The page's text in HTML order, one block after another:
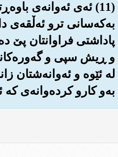
(11) ئه‌ی ئه‌وانه‌ی
به‌که‌سانی ترو ئه‌ڵقه‌ی
پاداشتی فراوانتان
و ڕیش سپی و
له ئێوه و ئه‌وانه‌شتان
به‌و کارو کرده‌وانه‌ی